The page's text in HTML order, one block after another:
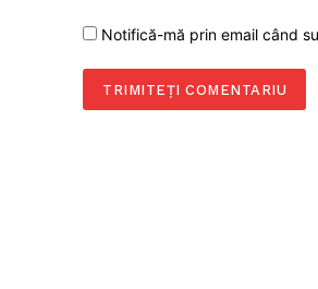
Notifică-mă prin email când